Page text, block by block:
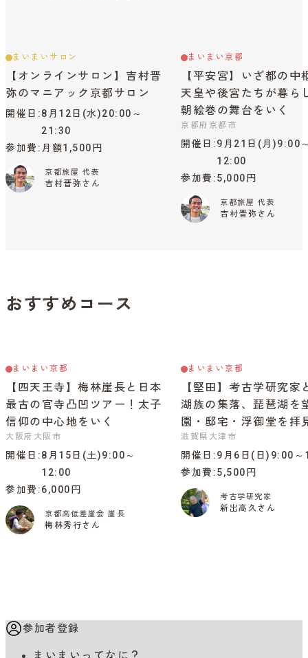
まいまいサロン
【オンラインサロン】吉村晋
弥のマニアック京都サロン
開催日
8月12日(水)20:00～
21:30
参加費
月額1,500円
京都旅屋 代表
吉村晋弥さん
まいまい京都
【平安宮】いざ都の中
天皇や後宮たちが暮ら
朝絵巻の舞台をいく
京都府京都市
開催日
9月21日(月)9:00
12:00
参加費 5,000円
京都旅屋 代表
吉村晋弥さん
おすすめコース
まいまい京都
【四天王寺】梅林崖長と日本
最古の官寺凸凹ツアー！太子
信仰の中心地をいく
大阪府大阪市
開催日
8月15日(土)9:00～
12:00
参加費 6,000円
京都高低差崖会 崖長
梅林秀行さん
まいまい京都
【堅田】考古学研究家
湖族の集落、琵琶湖を
園・邸宅・浮御堂を拝
滋賀県大津市
開催日
9月6日(日)9:00
参加費 5,500円
考古学研究家
新出高久さん
参加者登録